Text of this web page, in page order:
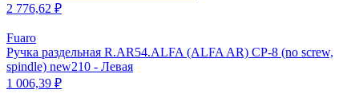
2 776,62 ₽
Fuaro
Ручка раздельная R.AR54.ALFA (ALFA AR) CP-8 (no screw,
spindle) new210 - Левая
1 006,39 ₽